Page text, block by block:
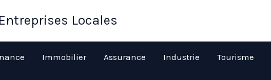
Locales
Immobilier Assurance Industrie Tourisme